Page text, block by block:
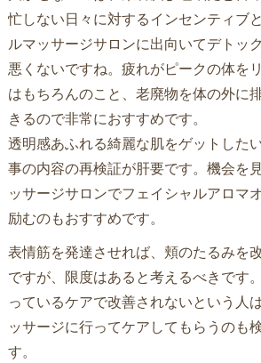
忙しない日々に対するインセンティブ
ルマッサージサロンに出向いてデトッ
悪くないですね。疲れがピークの体を
はもちろんのこと、老廃物を体の外に
きるので非常におすすめです。
透明感あふれる綺麗な肌をゲットした
事の内容の再検証が肝要です。機会を
ッサージサロンでフェイシャルアロマ
励むのもおすすめです。
表情筋を発達させれば、頬のたるみを
ですが、限度はあると考えるべきです
っているケアで改善されないという人
ッサージに行ってケアしてもらうのも
す。